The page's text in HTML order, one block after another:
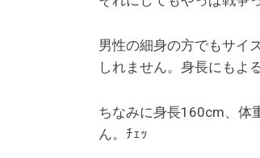
男性の細身の方でもサイ
しれません。身長にもよ
ちなみに身長160cm、体
ん。ﾁｪｯ